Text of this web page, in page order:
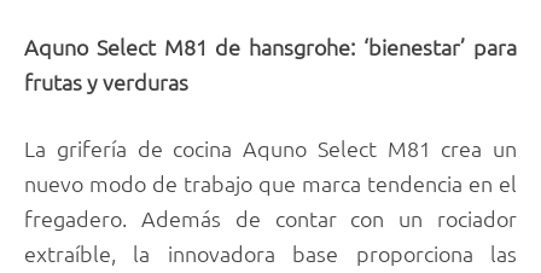
Aquno Select M81 de hansgrohe: ‘bienestar’ para
frutas y verduras
La grifería de cocina Aquno Select M81 crea un
nuevo modo de trabajo que marca tendencia en el
fregadero. Además de contar con un rociador
extraíble, la innovadora base proporciona las